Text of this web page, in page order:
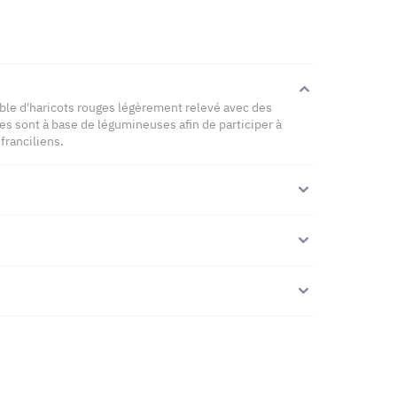
d'haricots rouges légèrement relevé avec des
sont à base de légumineuses afin de participer à